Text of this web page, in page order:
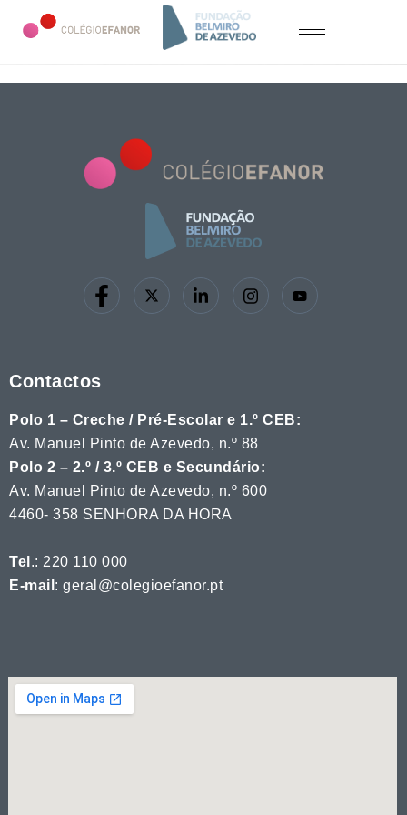
Contactos
Polo 1 – Creche / Pré-Escolar e 1.º CEB:
Av. Manuel Pinto de Azevedo, n.º 88
Polo 2 – 2.º / 3.º CEB e Secundário:
Av. Manuel Pinto de Azevedo, n.º 600
4460- 358 SENHORA DA HORA
Tel .: 220 110 000
E-mail : geral@colegioefanor.pt